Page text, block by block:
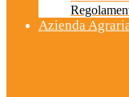
Azienda